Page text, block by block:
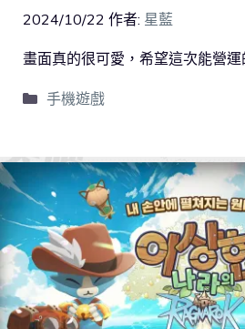
2024/10/22 作者: 星藍
畫面真的很可愛，希望這次能營
手機遊戲